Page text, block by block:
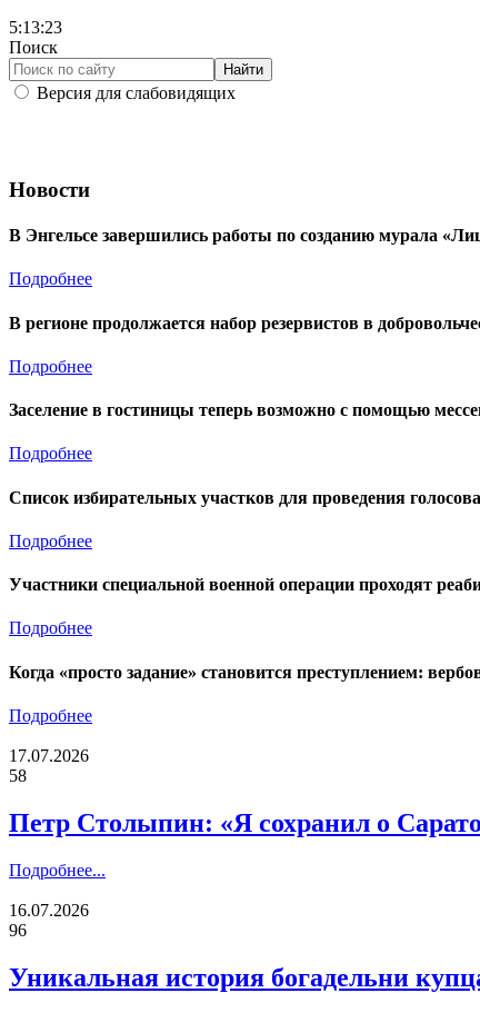
5:13:24
Поиск
Найти
Версия для слабовидящих
Новости
В Энгельсе завершились работы по созданию мурала
Подробнее
В регионе продолжается набор резервистов в
Подробнее
Заселение в гостиницы теперь возможно с помощью
Подробнее
Список избирательных участков для проведения
Подробнее
Участники специальной военной операции проходят
Подробнее
Когда «просто задание» становится преступлением:
Подробнее
17.07.2026
58
Петр Столыпин: «Я сохранил о
Подробнее...
16.07.2026
96
Уникальная история богадельни